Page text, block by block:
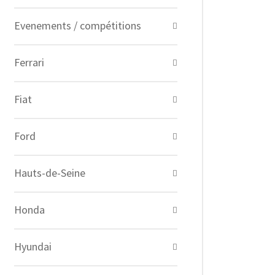
Evenements / compétitions
Ferrari
Fiat
Ford
Hauts-de-Seine
Honda
Hyundai